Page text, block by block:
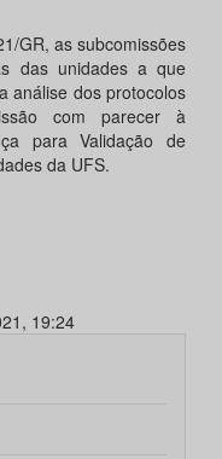
GR, as subcomissões
das unidades a que
análise dos protocolos
com parecer à
para Validação de
da UFS.
19:24